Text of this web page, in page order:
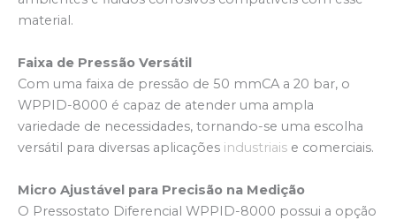
material.
Faixa de Pressão Versátil
Com uma faixa de pressão de 50 mmCA a 20 bar, o
WPPID-8000 é capaz de atender uma ampla
variedade de necessidades, tornando-se uma escolha
versátil para diversas aplicações industriais e comerciais.
Micro Ajustável para Precisão na Medição
O Pressostato Diferencial WPPID-8000 possui a opção